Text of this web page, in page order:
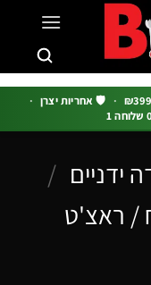
· 🛡️ אחריות יצרן ·
/